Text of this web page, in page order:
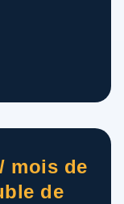
mois de
de